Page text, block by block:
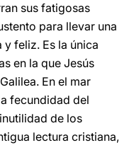
sus fatigosas
para llevar una
feliz. Es la única
en la que Jesús
En el mar
fecundidad del
de los
lectura cristiana,